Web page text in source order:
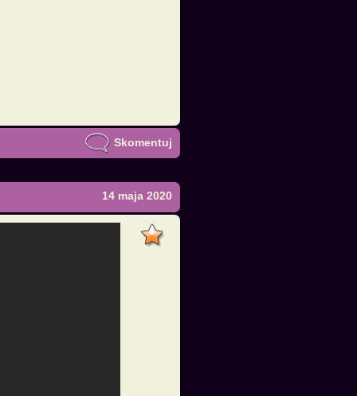
Skomentuj
14 maja 2020